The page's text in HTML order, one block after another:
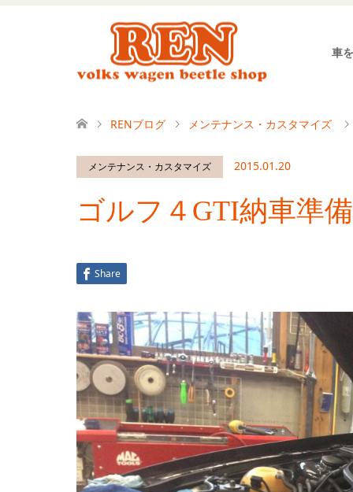
車
RENブログ メンテナンス・カスタマイズ
メンテナンス・カスタマイズ 2015.01.20
ゴルフ４GTI納車準備
Share